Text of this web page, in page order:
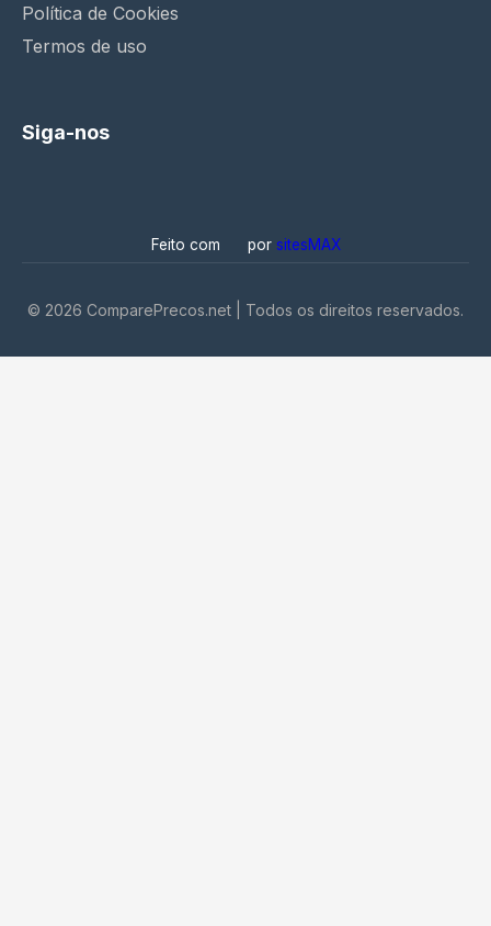
Política de Cookies
Termos de uso
Siga-nos
Feito com por sitesMAX
© 2026 ComparePrecos.net | Todos os direitos reservados.